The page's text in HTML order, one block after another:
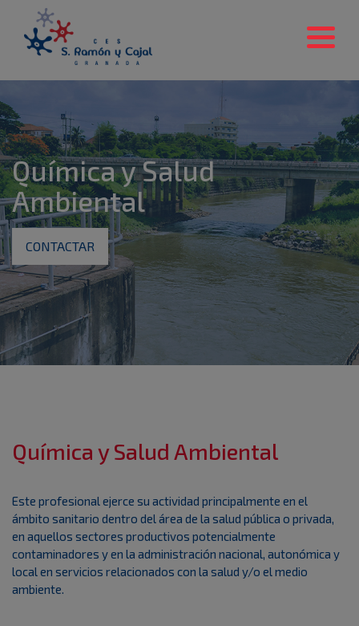
Química y Salud
Ambiental
CONTACTAR
Química y Salud Ambiental
Este profesional ejerce su actividad principalmente en el
ámbito sanitario dentro del área de la salud pública o privada,
en aquellos sectores productivos potencialmente
contaminadores y en la administración nacional, autonómica y
local en servicios relacionados con la salud y/o el medio
ambiente.